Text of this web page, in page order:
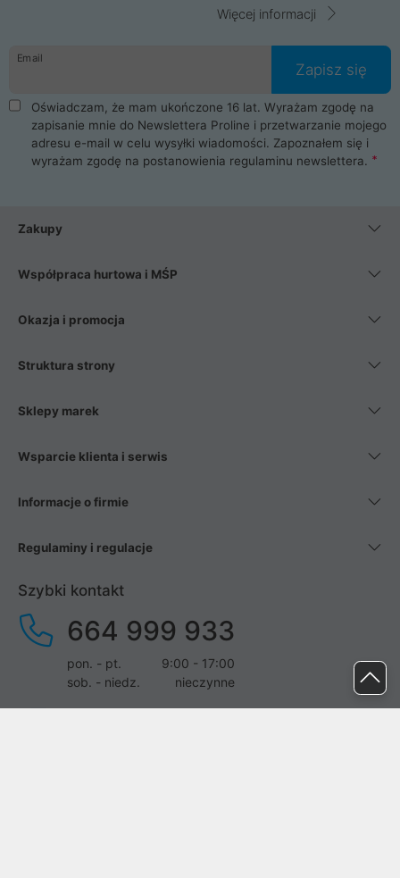
Więcej informacji
Email
Zapisz się
Oświadczam, że mam ukończone 16 lat. Wyrażam zgodę na
zapisanie mnie do Newslettera Proline i przetwarzanie mojego
adresu e-mail w celu wysyłki wiadomości. Zapoznałem się i
wyrażam zgodę na postanowienia regulaminu newslettera.
Zakupy
Współpraca hurtowa i MŚP
Okazja i promocja
Struktura strony
Sklepy marek
Wsparcie klienta i serwis
Informacje o firmie
Regulaminy i regulacje
Szybki kontakt
664 999 933
pon. - pt.
9:00 - 17:00
sob. - niedz.
nieczynne